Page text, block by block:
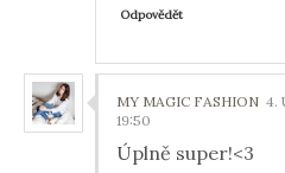
Odpovědět
MY MAGIC FASHION 4.
19:50
Úplně super!<3